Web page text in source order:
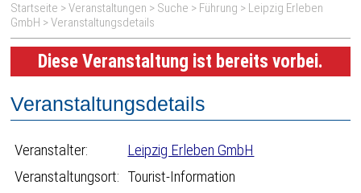
Startseite >Veranstaltungen > Suche > Führung > Leipzig Erleben
GmbH > Veranstaltungsdetails
Diese Veranstaltung ist bereits vorbei.
Veranstaltungsdetails
Veranstalter:
Leipzig Erleben GmbH
Veranstaltungsort: Tourist-Information